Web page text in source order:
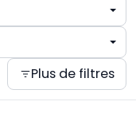
Plus de filtres